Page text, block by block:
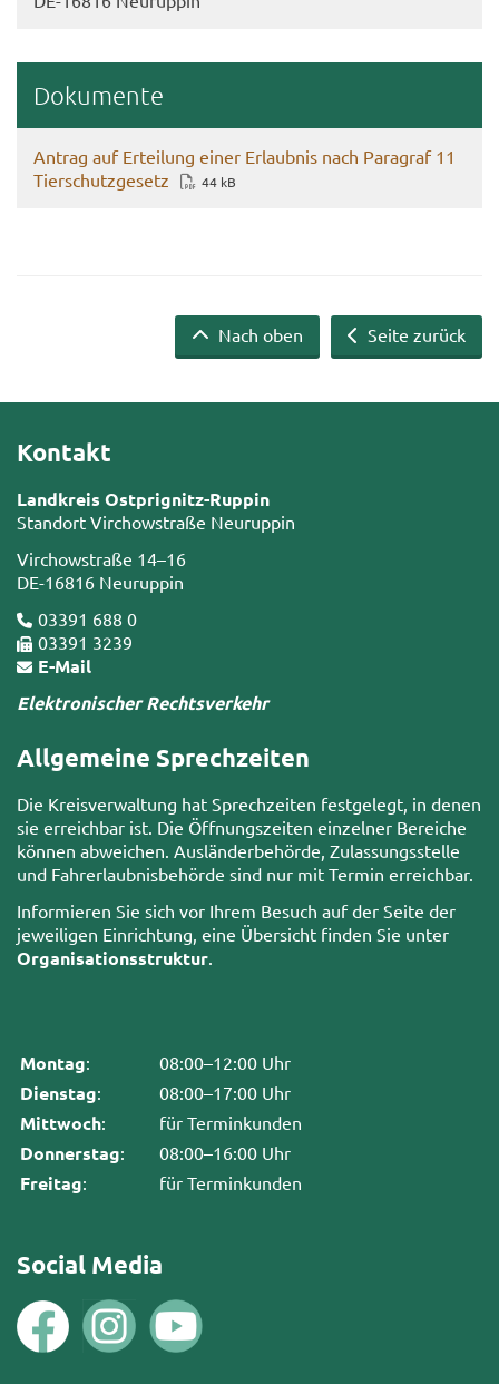
Do­ku­men­te
An­trag auf Er­tei­lung einer Er­laub­nis nach Pa­ra­graf 11
Tier­schutz­ge­setz
44 kB
Seite zurück
Nach oben
Kontakt
Landkreis Ostprignitz-Ruppin
Standort Virchowstraße Neuruppin
Virchowstraße 14–16
DE-16816 Neuruppin
03391 688 0
03391 3239
E-Mail
Elektronischer Rechtsverkehr
Allgemeine Sprechzeiten
Die Kreisverwaltung hat Sprechzeiten festgelegt, in denen
sie erreichbar ist. Die Öffnungszeiten einzelner Bereiche
können abweichen. Ausländerbehörde, Zulassungsstelle
und Fahrerlaubnisbehörde sind nur mit Termin erreichbar.
Informieren Sie sich vor Ihrem Besuch auf der Seite der
jeweiligen Einrichtung, eine Übersicht finden Sie unter
Organisationsstruktur
Montag: 08:00–12:00 Uhr
Dienstag: 08:00–17:00 Uhr
Mittwoch: für Terminkunden
Donnerstag: 08:00–16:00 Uhr
Freitag: für Terminkunden
Social Media